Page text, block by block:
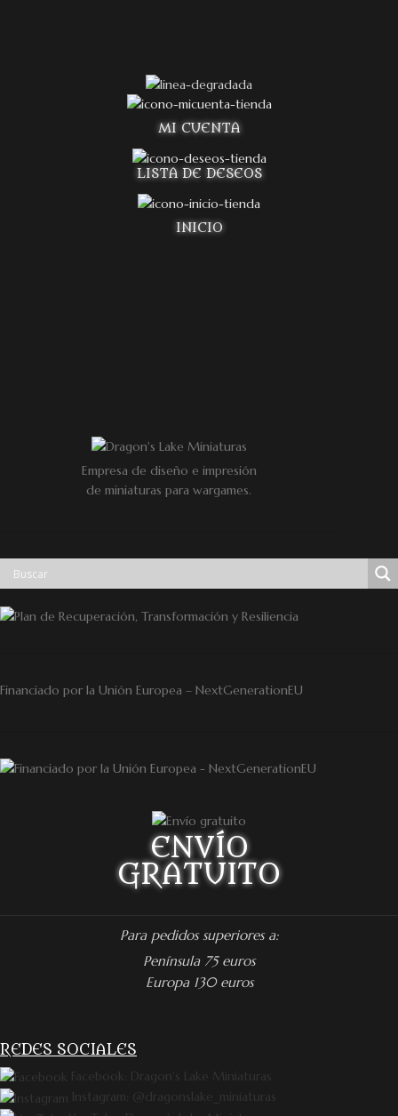
MI CUENTA
LISTA DE DESEOS
INICIO
Empresa de diseño e impresión
de miniaturas para wargames.
Financiado por la Unión Europea – NextGenerationEU
ENVÍO
GRATUITO
Para pedidos superiores a:
Península 75 euros
Europa 130 euros
REDES SOCIALES
Facebook: Dragon's Lake Miniaturas
Instagram: @dragonslake_miniaturas